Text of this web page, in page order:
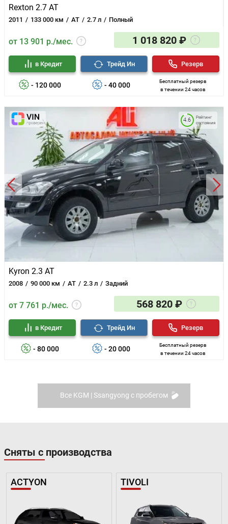
Rexton 2.7 AT
2011 133 000 км AT 2.7 л Полный
от 13 901 р./мес. 1 018 820 ₽
- 120 000
в Кредит
- 40 000
Трейд Ин
Бесплатный резерв
в течении 24 часов
Резерв
Kyron 2.3 AT
2008 90 000 км AT 2.3 л Задний
Рейтинг
состояния
4.6
от 7 761 р./мес. 568 820 ₽
- 80 000
в Кредит
- 20 000
Трейд Ин
Бесплатный резерв
в течении 24 часов
Резерв
Все KGM | Ssangyong с пробегом
Сняты с производства
ACTYON TIVOLI